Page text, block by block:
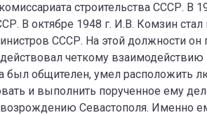
строительства СССР. В
В октябре 1948 г. И.В. Комзин стал
СССР. На этой должности он
четкому
был общителен, умел расположить
и выполнить порученное ему
Севастополя. Именно